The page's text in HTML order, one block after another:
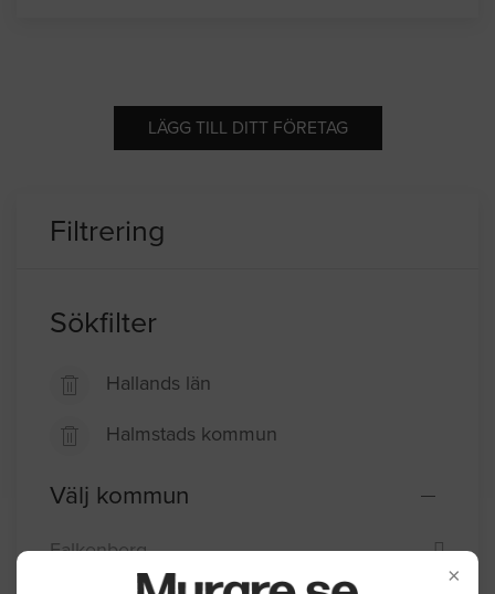
×
LÄGG TILL DITT FÖRETAG
Filtrering
Sökfilter
Hallands län
Halmstads kommun
Välj kommun
Falkenberg